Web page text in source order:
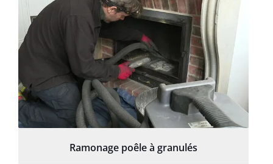
Ramonage poêle à granulés